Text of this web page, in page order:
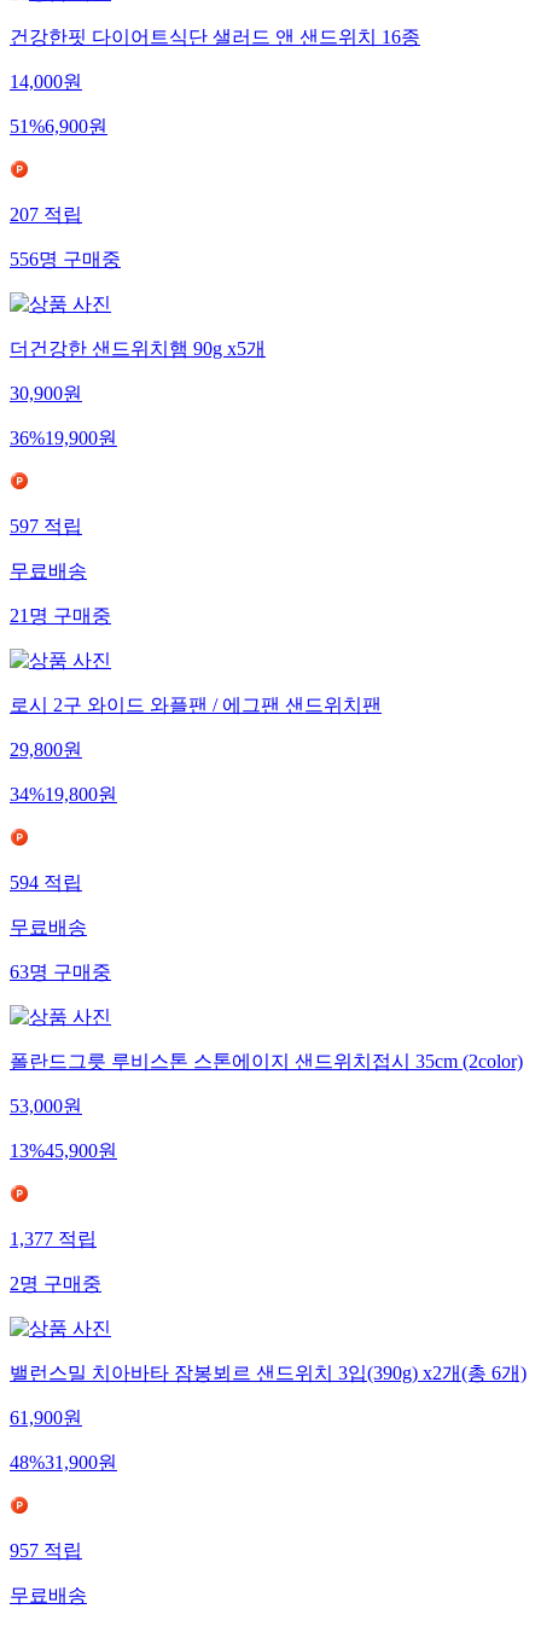
건강한핏 다이어트식단 샐러드 앤 샌드위치 16종
14,000원
51%6,900원
207적립
556명구매중
더건강한 샌드위치햄 90g x5개
30,900원
36%19,900원
597적립
무료배송
21명구매중
로시 2구 와이드 와플팬 / 에그팬 샌드위치팬
29,800원
34%19,800원
594적립
무료배송
63명구매중
폴란드그릇 루비스톤 스톤에이지 샌드위치접시 35cm (2color)
53,000원
13%45,900원
1,377적립
2명구매중
밸런스밀 치아바타 잠봉뵈르 샌드위치 3입(390g) x2개(총 6개)
61,900원
48%31,900원
957적립
무료배송